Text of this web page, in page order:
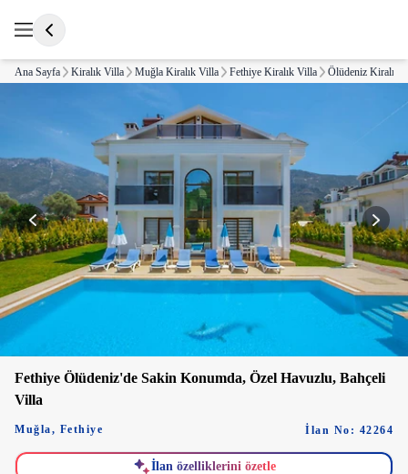
Ana Sayfa Kiralık Villa Muğla Kiralık Villa Fethiye Kiralık Villa Ölüdeniz Kiralık
Fethiye Ölüdeniz'de Sakin Konumda, Özel Havuzlu, Bahçeli
Villa
Muğla, Fethiye İlan No: 42264
İlan özelliklerini özetle